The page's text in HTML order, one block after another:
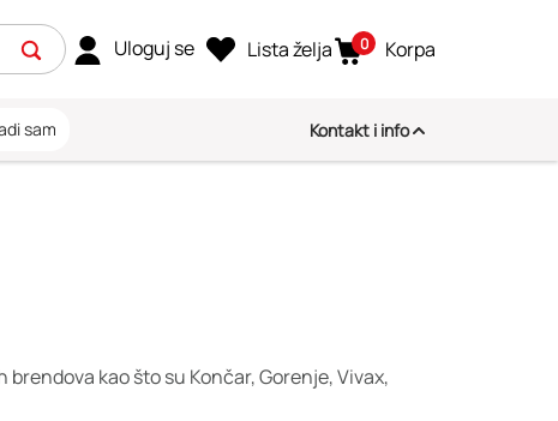
Uloguj se Lista želja 0 Korpa
sam Kontakt i info
kao što su Končar, Gorenje, Vivax,